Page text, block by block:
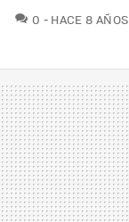
0 COMENTARIOS
HACE 8 AÑOS